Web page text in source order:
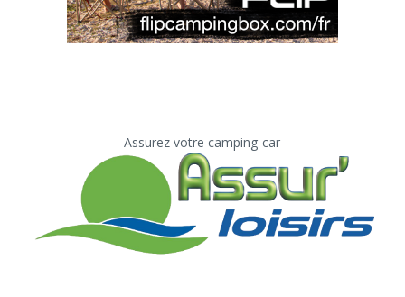
Assurez votre camping-car